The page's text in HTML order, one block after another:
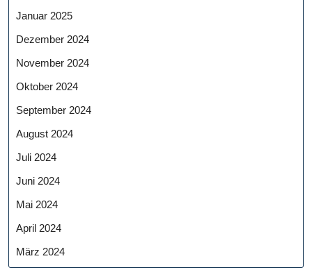
Januar 2025
Dezember 2024
November 2024
Oktober 2024
September 2024
August 2024
Juli 2024
Juni 2024
Mai 2024
April 2024
März 2024